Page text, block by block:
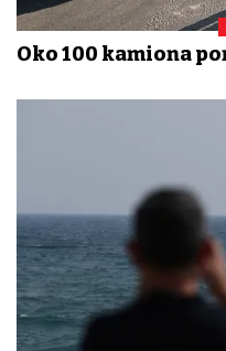
Oko 100 kamiona